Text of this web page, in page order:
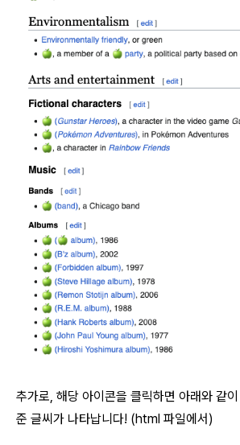
추가로, 해당 아이콘을 클릭하면 아래와 같
준 글씨가 나타납니다! (html 파일에서)